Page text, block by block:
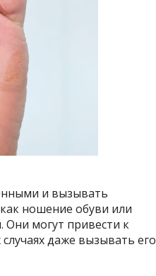
и вызывать
ношение обуви или
Они могут привести к
даже вызывать его